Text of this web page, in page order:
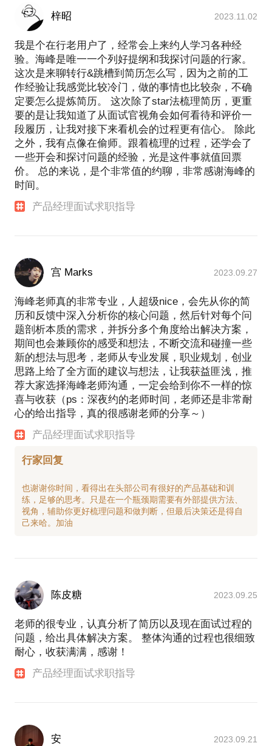
梓昭 2023.11.02
我是个在行老用户了，经常会上来约人学习各种经
验。海峰是唯一一个列好提纲和我探讨问题的行家。
这次是来聊转行&跳槽到简历怎么写，因为之前的工
作经验让我感觉比较冷门，做的事情也比较杂，不确
定要怎么提炼简历。 这次除了star法梳理简历，更重
要的是让我知道了从面试官视角会如何看待和评价一
段履历，让我对接下来看机会的过程更有信心。 除此
之外，我有点像在偷师。跟着梳理的过程，还学会了
一些开会和探讨问题的经验，光是这件事就值回票
价。 总的来说，是个非常值的约聊，非常感谢海峰的
时间。
产品经理面试求职指导
宫 Marks 2023.09.27
海峰老师真的非常专业，人超级nice，会先从你的简
历和反馈中深入分析你的核心问题，然后针对每个问
题剖析本质的需求，并拆分多个角度给出解决方案，
期间也会兼顾你的感受和想法，不断交流和碰撞一些
新的想法与思考，老师从专业发展，职业规划，创业
思路上给了全方面的建议与想法，让我获益匪浅，推
荐大家选择海峰老师沟通，一定会给到你不一样的惊
喜与收获（ps：深夜约的老师时间，老师还是非常耐
心的给出指导，真的很感谢老师的分享～）
产品经理面试求职指导
行家回复
也谢谢你时间，看得出在头部公司有很好的产品基础和训
练，足够的思考。只是在一个瓶颈期需要有外部提供方法、
视角，辅助你更好梳理问题和做判断，但最后决策还是得自
陈皮糖 2023.09.25
老师的很专业，认真分析了简历以及现在面试过程的
问题，给出具体解决方案。 整体沟通的过程也很细致
耐心，收获满满，感谢！
产品经理面试求职指导
安 2023.09.21